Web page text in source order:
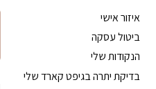
איזור אישי
ביטול עסקה
הנקודות שלי
בדיקת יתרה בגיפט קארד שלי